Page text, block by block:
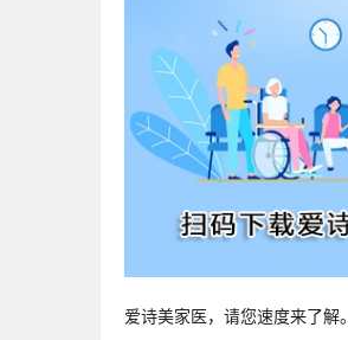
爱诗美家医，请您速度来了解。